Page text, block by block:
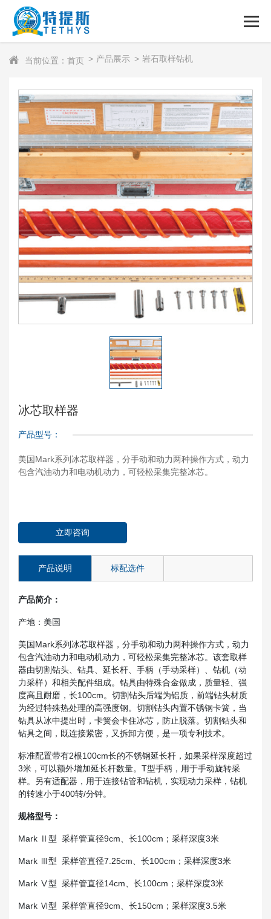
当前位置：首页 产品展示 岩石取样钻机
冰芯取样器
产品型号：
美国Mark系列冰芯取样器，分手动和动力两种操作方式，动力
包含汽油动力和电动机动力，可轻松采集完整冰芯。
立即咨询
产品说明 标配选件
产品简介：
产地：美国
美国Mark系列冰芯取样器，分手动和动力两种操作方式，动力
包含汽油动力和电动机动力，可轻松采集完整冰芯。该套取样
器由切割钻头、钻具、延长杆、手柄（手动采样）、钻机（动
力采样）和相关配件组成。钻具由特殊合金做成，质量轻、强
度高且耐磨，长100cm。切割钻头后端为铝质，前端钻头材质
为经过特殊热处理的高强度钢。切割钻头内置不锈钢卡簧，当
钻具从冰中提出时，卡簧会卡住冰芯，防止脱落。切割钻头和
钻具之间，既连接紧密，又拆卸方便，是一项专利技术。
标准配置带有2根100cm长的不锈钢延长杆，如果采样深度超过
3米，可以额外增加延长杆数量。T型手柄，用于手动旋转采
样。另有适配器，用于连接钻管和钻机，实现动力采样，钻机
的转速小于400转/分钟。
规格型号：
Mark Ⅱ型 采样管直径9cm、长100cm；采样深度3米
Mark Ⅲ型 采样管直径7.25cm、长100cm；采样深度3米
Mark Ⅴ型 采样管直径14cm、长100cm；采样深度3米
Mark Ⅵ型 采样管直径9cm、长150cm；采样深度3.5米